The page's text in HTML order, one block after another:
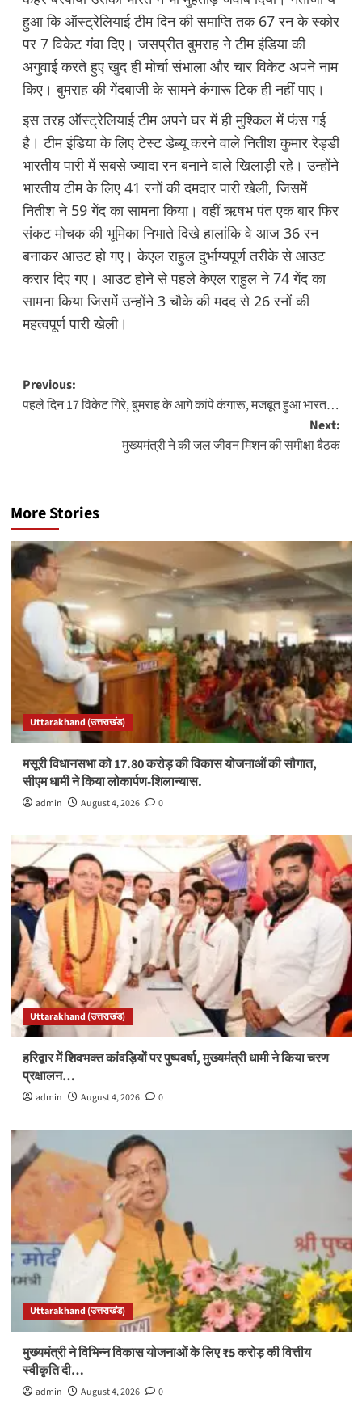
हुआ कि ऑस्ट्रेलियाई टीम दिन की समाप्ति तक 67 रन के स्कोर
पर 7 विकेट गंवा दिए। जसप्रीत बुमराह ने टीम इंडिया की
अगुवाई करते हुए खुद ही मोर्चा संभाला और चार विकेट अपने नाम
किए। बुमराह की गेंदबाजी के सामने कंगारू टिक ही नहीं पाए।
इस तरह ऑस्ट्रेलियाई टीम अपने घर में ही मुश्किल में फंस गई
है। टीम इंडिया के लिए टेस्ट डेब्यू करने वाले नितीश कुमार रेड्डी
भारतीय पारी में सबसे ज्यादा रन बनाने वाले खिलाड़ी रहे। उन्होंने
भारतीय टीम के लिए 41 रनों की दमदार पारी खेली, जिसमें
नितीश ने 59 गेंद का सामना किया। वहीं ऋषभ पंत एक बार फिर
संकट मोचक की भूमिका निभाते दिखे हालांकि वे आज 36 रन
बनाकर आउट हो गए। केएल राहुल दुर्भाग्यपूर्ण तरीके से आउट
करार दिए गए। आउट होने से पहले केएल राहुल ने 74 गेंद का
सामना किया जिसमें उन्होंने 3 चौके की मदद से 26 रनों की
महत्वपूर्ण पारी खेली।
Post
navigation
Previous:
पहले दिन 17 विकेट गिरे, बुमराह के आगे कांपे कंगारू, मजबूत हुआ भारत…
Next:
मुख्यमंत्री ने की जल जीवन मिशन की समीक्षा बैठक
More Stories
Uttarakhand (उत्तराखंड)
मसूरी विधानसभा को 17.80 करोड़ की विकास योजनाओं की सौगात,
सीएम धामी ने किया लोकार्पण-शिलान्यास.
admin August 4, 2026 0
Uttarakhand (उत्तराखंड)
हरिद्वार में शिवभक्त कांवड़ियों पर पुष्पवर्षा, मुख्यमंत्री धामी ने किया चरण
प्रक्षालन…
admin August 4, 2026 0
Uttarakhand (उत्तराखंड)
मुख्यमंत्री ने विभिन्न विकास योजनाओं के लिए ₹5 करोड़ की वित्तीय
स्वीकृति दी…
admin August 4, 2026 0